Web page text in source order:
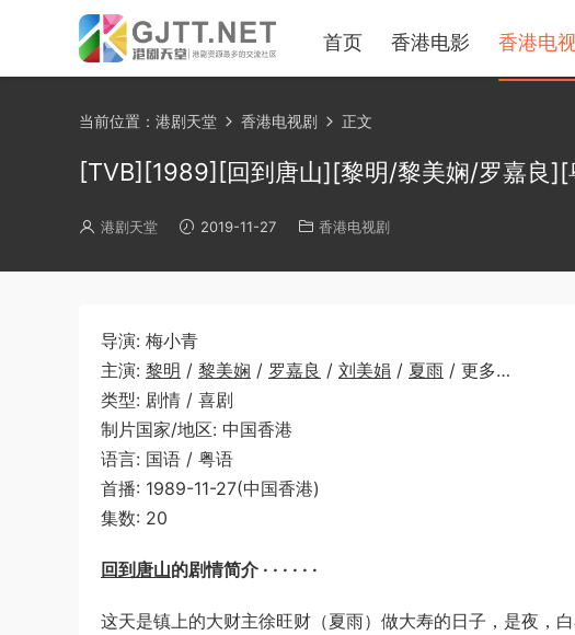
首页 香港电影 香港电
当前位置： 港剧天堂 香港电视剧 正文
[TVB][1989][回到唐山][黎明/黎美娴/罗嘉良
港剧天堂 2019-11-27 香港电视剧
导演: 梅小青
主演: 黎明 / 黎美娴 / 罗嘉良 / 刘美娟 / 夏雨 / 更多…
类型: 剧情 / 喜剧
制片国家/地区: 中国香港
语言: 国语 / 粤语
首播: 1989-11-27(中国香港)
集数: 20
回到唐山的剧情简介 · · · · · ·
这天是镇上的大财主徐旺财（夏雨）做大寿的日子，是夜，